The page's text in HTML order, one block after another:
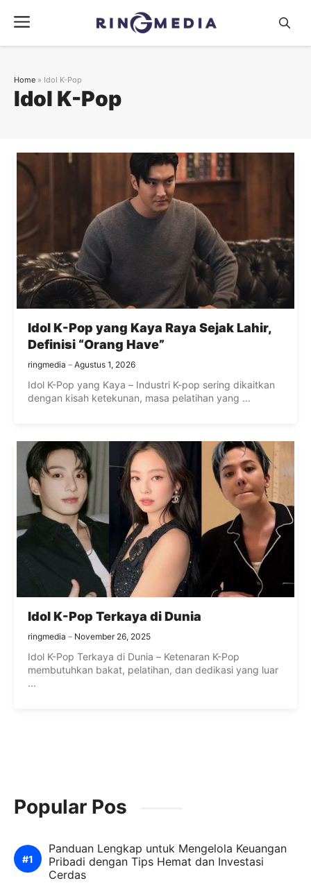
isi
Menu
Idol K-Pop
Home » Idol K-Pop
Idol K-Pop yang Kaya Raya Sejak Lahir,
Definisi “Orang Have”
ringmedia Agustus 1, 2026
Idol K-Pop yang Kaya – Industri K-pop sering dikaitkan
dengan kisah ketekunan, masa pelatihan yang ...
Idol K-Pop Terkaya di Dunia
ringmedia November 26, 2025
Idol K-Pop Terkaya di Dunia – Ketenaran K-Pop
membutuhkan bakat, pelatihan, dan dedikasi yang luar
...
Popular Pos
Panduan Lengkap untuk Mengelola Keuangan
Pribadi dengan Tips Hemat dan Investasi
Cerdas